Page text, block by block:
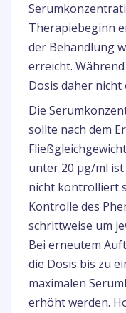
Therapiebeginn
der Behandlung
erreicht.
Dosis daher
Die
sollte nach dem
unter 20 μg/ml
nicht kontrolliert
Kontrolle des
schrittweise um
Bei erneutem
die Dosis bis zu
maximalen
erhöht werden.